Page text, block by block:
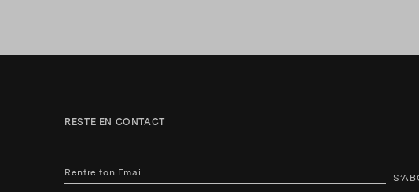
RESTE EN CONTACT